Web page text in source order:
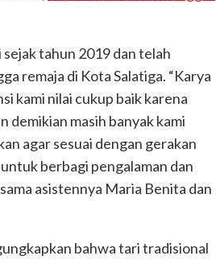
tahun 2019 dan telah
remaja di Kota Salatiga. “Karya
kami nilai cukup baik karena
demikian masih banyak kami
agar sesuai dengan gerakan
berbagi pengalaman dan
asistennya Maria Benita dan
bahwa tari tradisional